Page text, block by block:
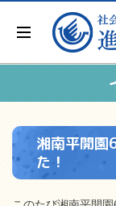
湘南平開園
た！